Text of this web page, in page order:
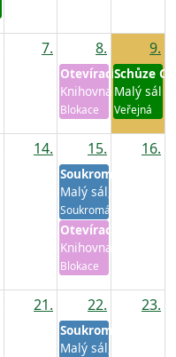
7. 8.
Otevírací hodiny
Knihovna
Blokace
9.
Schůze OV
Malý sál
Veřejná
14. 15.
Soukromá akce
Malý sál, Velký sál,
Soukromá
Otevírací hodiny
Knihovna
Blokace
16.
21. 22.
Soukromá akce
Malý sál, Velký sál
23.